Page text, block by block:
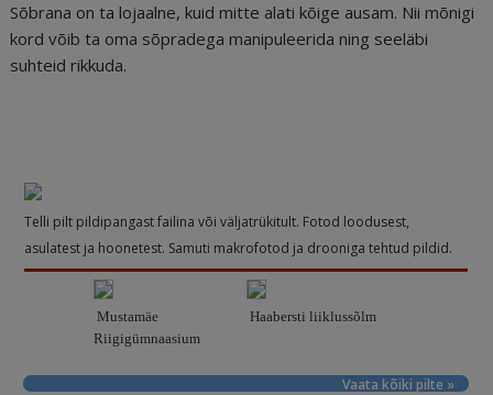
Sõbrana on ta lojaalne, kuid mitte alati kõige ausam. Nii mõnigi
kord võib ta oma sõpradega manipuleerida ning seeläbi
suhteid rikkuda.
Telli pilt pildipangast failina või väljatrükitult. Fotod loodusest,
asulatest ja hoonetest. Samuti makrofotod ja drooniga tehtud pildid.
Mustamäe
Riigigümnaasium
Haabersti liiklussõlm
Vaata kõiki pilte »